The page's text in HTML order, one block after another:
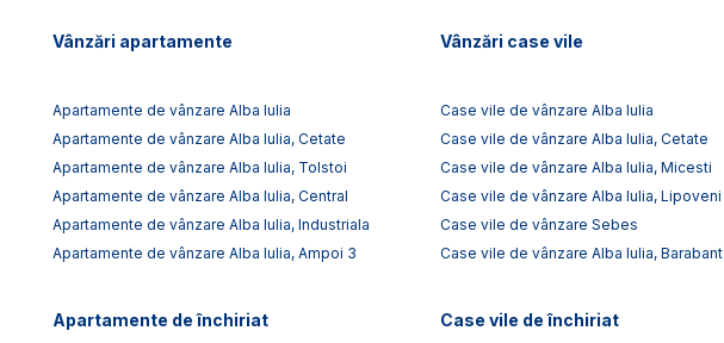
Vânzări apartamente
Apartamente de vânzare Alba Iulia
Apartamente de vânzare Alba Iulia, Cetate
Apartamente de vânzare Alba Iulia, Tolstoi
Apartamente de vânzare Alba Iulia, Central
Apartamente de vânzare Alba Iulia, Industriala
Apartamente de vânzare Alba Iulia, Ampoi 3
Vânzări case vile
Case vile de vânzare Alba Iulia
Case vile de vânzare Alba Iulia, Cetate
Case vile de vânzare Alba Iulia, Micesti
Case vile de vânzare Alba Iulia, Lipoveni
Case vile de vânzare Sebes
Case vile de vânzare Alba Iulia, Barabant
Apartamente de închiriat Case vile de închiriat